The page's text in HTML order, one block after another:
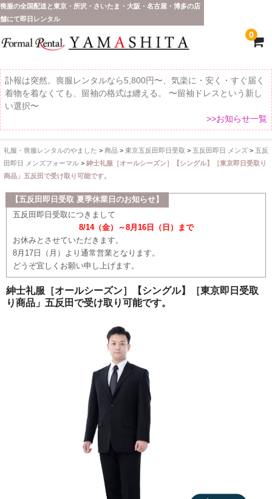
喪服の全国配送と東京・所沢・さいたま・大阪・名古屋・博多の店
舗にて即日レンタル
0
訃報は突然。喪服レンタルなら5,800円〜、気楽に・安く・すぐ届く
着物を着なくても、留袖の格式は纏える。 〜留袖ドレスという新し
い選択〜
>>お知らせ一覧
ホーム
全 国 配 送
受取り場所が選べます
配送・お支払い方法
ご注文の流れ
よくあるご質問
礼服・喪服レンタルのやました > 商品> 東京五反田即日受取 > 五反田即日 メンズ> 五反
田即日 メンズフォーマル> 紳士礼服［オールシーズン］【シングル】［東京即日受取り
商品」五反田で受け取り可能です。
【五反田即日受取 夏季休業日のお知らせ】
五反田即日受取につきまして
8/14（金）～8月16日（日）まで
お休みとさせていただきます。
8月17日（月）より通常営業となります。
どうぞ宜しくお願い申し上げます。
紳士礼服［オールシーズン］【シングル】［東京即日受取
り商品」五反田で受け取り可能です。